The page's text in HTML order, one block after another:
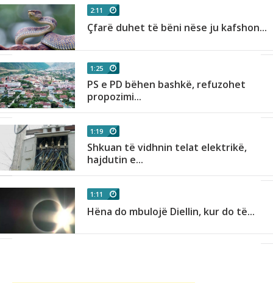
2:11
Çfarë duhet të bëni nëse ju kafshon...
1:25
PS e PD bëhen bashkë, refuzohet
propozimi...
1:19
Shkuan të vidhnin telat elektrikë,
hajdutin e...
1:11
Hëna do mbulojë Diellin, kur do të...